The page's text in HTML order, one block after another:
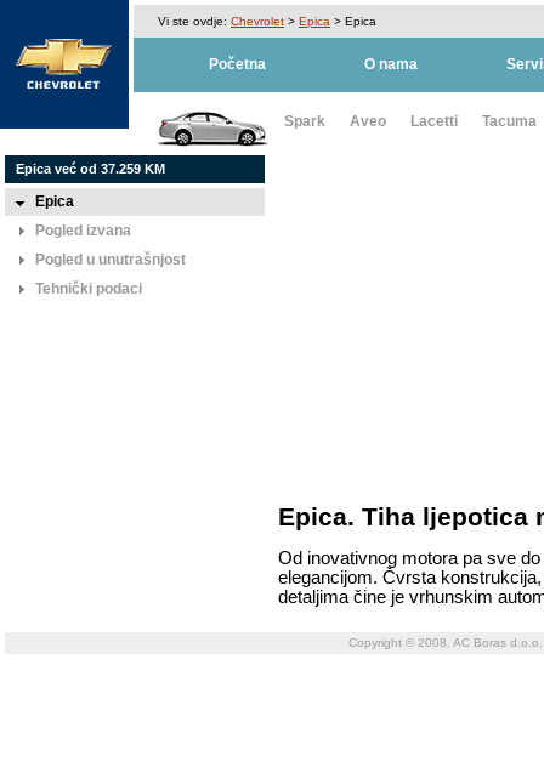
Vi ste ovdje: Chevrolet > Epica > Epica
Početna O nama
Spark Aveo Lacetti Tacuma
Epica već od 37.259 KM
Epica
Pogled izvana
Pogled u unutrašnjost
Tehnički podaci
Epica. Tiha ljepotica
Od inovativnog motora pa sve
elegancijom. Čvrsta
detaljima čine je vrhunskim
Copyright © 2008, AC Boras